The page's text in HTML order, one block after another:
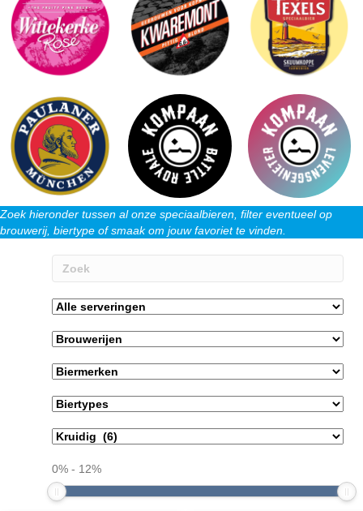
Zoek hieronder tussen al onze speciaalbieren, filter eventueel op
brouwerij, biertype of smaak om jouw favoriet te vinden.
0% - 12%